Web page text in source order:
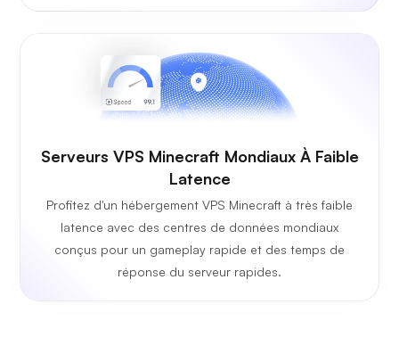
Serveurs VPS Minecraft Mondiaux À Faible
Latence
Profitez d'un hébergement VPS Minecraft à très faible
latence avec des centres de données mondiaux
conçus pour un gameplay rapide et des temps de
réponse du serveur rapides.